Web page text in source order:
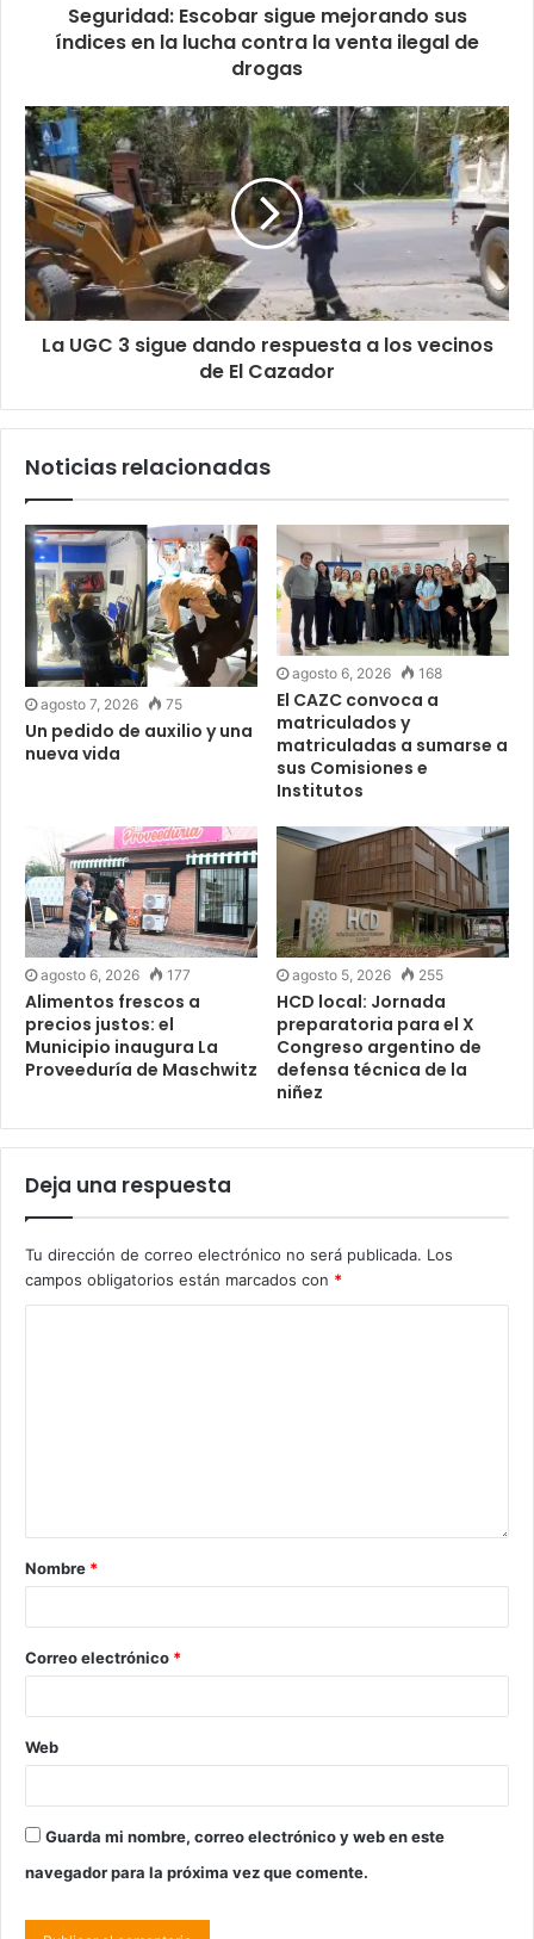
Seguridad: Escobar sigue mejorando sus
índices en la lucha contra la venta ilegal de
drogas
La UGC 3 sigue dando respuesta a los vecinos
de El Cazador
Noticias relacionadas
agosto 7, 2026 75
Un pedido de auxilio y una
nueva vida
agosto 6, 2026 168
El CAZC convoca a
matriculados y
matriculadas a sumarse a
sus Comisiones e
Institutos
agosto 6, 2026 177
Alimentos frescos a
precios justos: el
Municipio inaugura La
Proveeduría de Maschwitz
agosto 5, 2026 255
HCD local: Jornada
preparatoria para el X
Congreso argentino de
defensa técnica de la
niñez
Deja una respuesta
Tu dirección de correo electrónico no será publicada. Los
campos obligatorios están marcados con *
Nombre *
Correo electrónico *
Web
Guarda mi nombre, correo electrónico y web en este
navegador para la próxima vez que comente.